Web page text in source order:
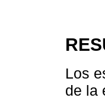
Los
de la